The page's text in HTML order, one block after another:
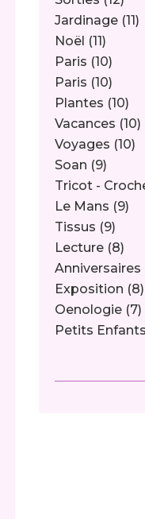
Jardinage (11)
Noël (11)
Paris (10)
Paris (10)
Plantes (10)
Vacances (10)
Voyages (10)
Soan (9)
Tricot -
Le Mans (9)
Tissus (9)
Lecture (8)
Anniversaires
Exposition (8)
Oenologie (7)
Petits Enfants